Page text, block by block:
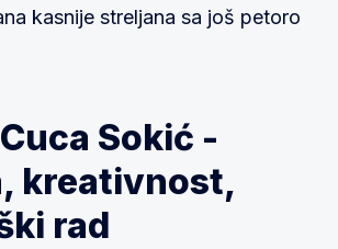
kasnije streljana sa još petoro
Sokić -
kreativnost,
rad